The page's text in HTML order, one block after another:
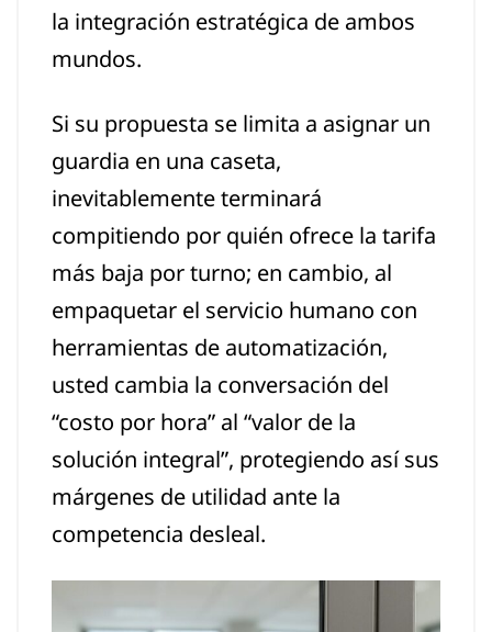
la integración estratégica de ambos
mundos.
Si su propuesta se limita a asignar un
guardia en una caseta,
inevitablemente terminará
compitiendo por quién ofrece la tarifa
más baja por turno; en cambio, al
empaquetar el servicio humano con
herramientas de automatización,
usted cambia la conversación del
“costo por hora” al “valor de la
solución integral”, protegiendo así sus
márgenes de utilidad ante la
competencia desleal.